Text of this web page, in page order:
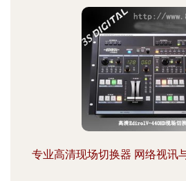
专业高清现场切换器 网络视讯